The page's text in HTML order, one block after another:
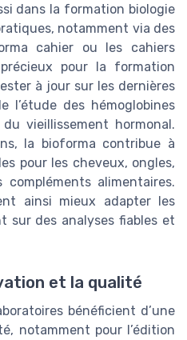
dans la formation biologie
notamment via des
cahier ou les cahiers
pour la formation
à jour sur les dernières
l’étude des hémoglobines
vieillissement hormonal.
la bioforma contribue à
pour les cheveux, ongles,
alimentaires.
ainsi mieux adapter les
sur des analyses fiables et
et la qualité
bénéficient d’une
notamment pour l’édition